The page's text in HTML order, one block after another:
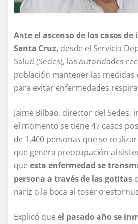
Ante el ascenso de los casos
Santa Cruz, desde el Servicio
Salud (Sedes), las autoridades
población mantener las medidas
para evitar enfermedades
Jaime Bilbao, director del Sedes,
el momento se tiene 47 casos
de 1.400 personas que se
que genera preocupación al
que esta enfermedad se
persona a través de las gotitas
nariz o la boca al toser o
Explicó que el pasado año se